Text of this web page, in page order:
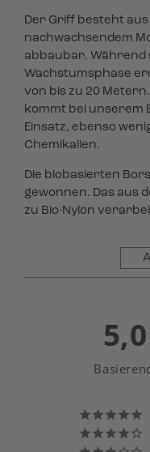
Der Griff besteht
nachwachsendem
abbaubar. Während
Wachstumsphase
von bis zu 20
kommt bei unserem
Einsatz, ebenso
Chemikalien.
Die biobasierten
gewonnen. Das aus
zu Bio-Nylon
Konsequent
Buntlacke des
Umverpackung:5,0